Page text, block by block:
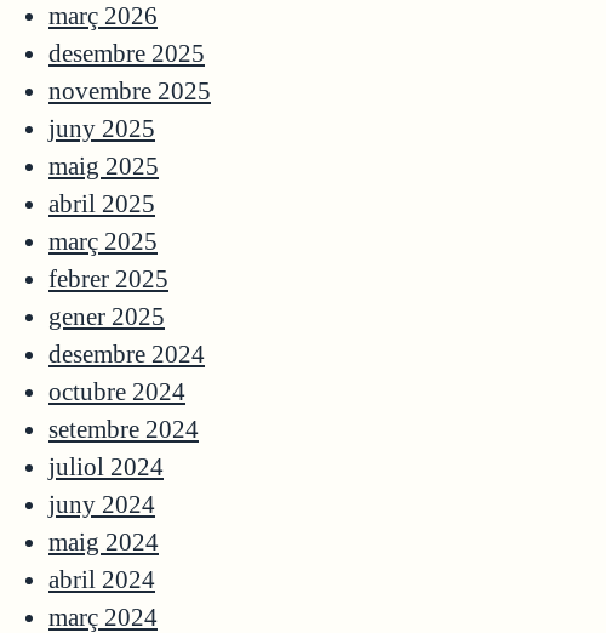
març 2026
desembre 2025
novembre 2025
juny 2025
maig 2025
abril 2025
març 2025
febrer 2025
gener 2025
desembre 2024
octubre 2024
setembre 2024
juliol 2024
juny 2024
maig 2024
abril 2024
març 2024